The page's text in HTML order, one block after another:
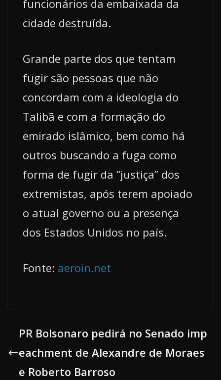
funcionários da embaixada da
cidade destruída.
Grande parte dos que tentam
fugir são pessoas que não
concordam com a ideologia do
Talibã e com a formação do
emirado islâmico, bem como há
outros buscando a fuga como
forma de fugir da “justiça” dos
extremistas, após terem apoiado
o atual governo ou a presença
dos Estados Unidos no país.
Fonte: aeroin.net
PR Bolsonaro pedirá no Senado imp
eachment de Alexandre de Moraes
e Roberto Barroso